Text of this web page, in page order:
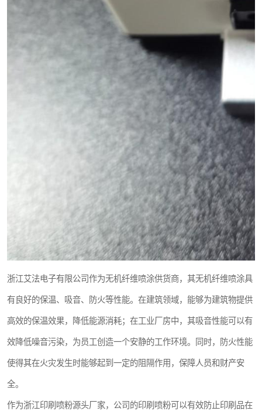
浙江艾法电子有限公司作为无机纤维喷涂供货商，其无机纤维喷涂具
有良好的保温、吸音、防火等性能。在建筑领域，能够为建筑物提供
高效的保温效果，降低能源消耗；在工业厂房中，其吸音性能可以有
效降低噪音污染，为员工创造一个安静的工作环境。同时，防火性能
使得其在火灾发生时能够起到一定的阻隔作用，保障人员和财产安
全。
作为浙江印刷喷粉源头厂家，公司的印刷喷粉可以有效防止印刷品在